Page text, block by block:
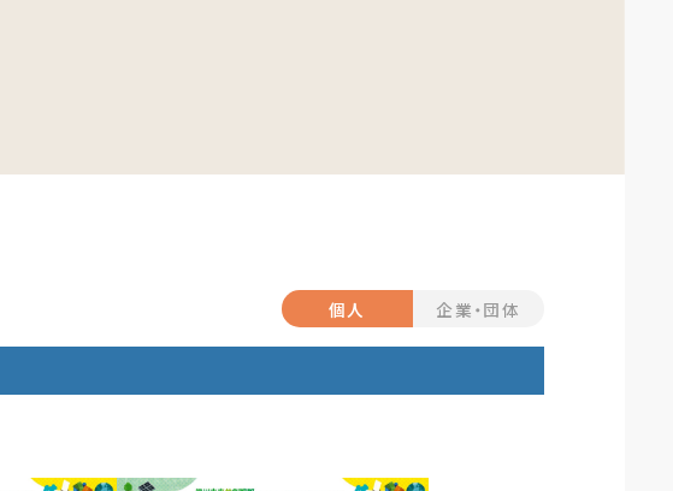
個人 企業・団体